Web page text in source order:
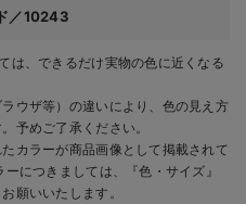
／10243
は、できるだけ実物の色に近くなる
ウザ等）の違いにより、色の見え方
予めご了承ください。
カラーが商品画像として掲載されて
につきましては、『色・サイズ』
願いいたします。